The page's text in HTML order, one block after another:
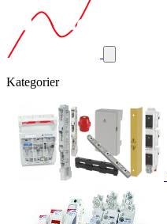
Kategorier